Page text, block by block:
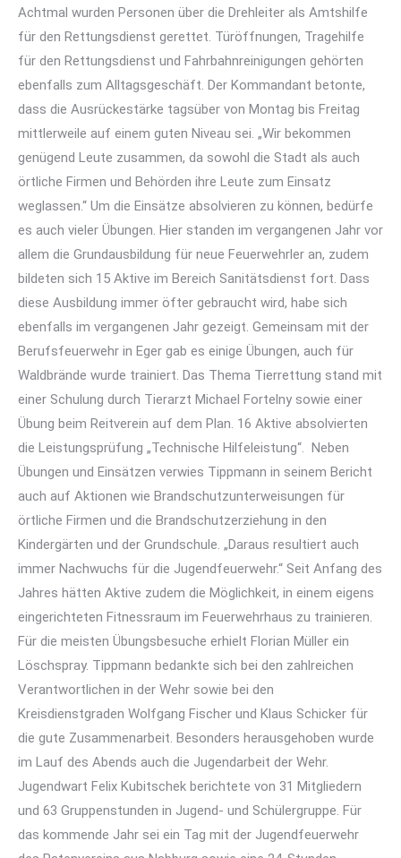
Achtmal wurden Personen über die Drehleiter als Amtshilfe
für den Rettungsdienst gerettet. Türöffnungen, Tragehilfe
für den Rettungsdienst und Fahrbahnreinigungen gehörten
ebenfalls zum Alltagsgeschäft. Der Kommandant betonte,
dass die Ausrückestärke tagsüber von Montag bis Freitag
mittlerweile auf einem guten Niveau sei. „Wir bekommen
genügend Leute zusammen, da sowohl die Stadt als auch
örtliche Firmen und Behörden ihre Leute zum Einsatz
weglassen.“ Um die Einsätze absolvieren zu können, bedürfe
es auch vieler Übungen. Hier standen im vergangenen Jahr vor
allem die Grundausbildung für neue Feuerwehrler an, zudem
bildeten sich 15 Aktive im Bereich Sanitätsdienst fort. Dass
diese Ausbildung immer öfter gebraucht wird, habe sich
ebenfalls im vergangenen Jahr gezeigt. Gemeinsam mit der
Berufsfeuerwehr in Eger gab es einige Übungen, auch für
Waldbrände wurde trainiert. Das Thema Tierrettung stand mit
einer Schulung durch Tierarzt Michael Fortelny sowie einer
Übung beim Reitverein auf dem Plan. 16 Aktive absolvierten
die Leistungsprüfung „Technische Hilfeleistung“. Neben
Übungen und Einsätzen verwies Tippmann in seinem Bericht
auch auf Aktionen wie Brandschutzunterweisungen für
örtliche Firmen und die Brandschutzerziehung in den
Kindergärten und der Grundschule. „Daraus resultiert auch
immer Nachwuchs für die Jugendfeuerwehr.“ Seit Anfang des
Jahres hätten Aktive zudem die Möglichkeit, in einem eigens
eingerichteten Fitnessraum im Feuerwehrhaus zu trainieren.
Für die meisten Übungsbesuche erhielt Florian Müller ein
Löschspray. Tippmann bedankte sich bei den zahlreichen
Verantwortlichen in der Wehr sowie bei den
Kreisdienstgraden Wolfgang Fischer und Klaus Schicker für
die gute Zusammenarbeit. Besonders herausgehoben wurde
im Lauf des Abends auch die Jugendarbeit der Wehr.
Jugendwart Felix Kubitschek berichtete von 31 Mitgliedern
und 63 Gruppenstunden in Jugend- und Schülergruppe. Für
das kommende Jahr sei ein Tag mit der Jugendfeuerwehr